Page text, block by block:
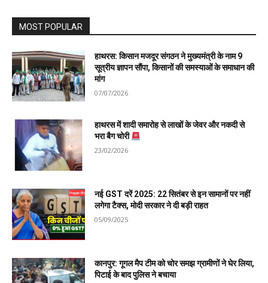
MOST POPULAR
हाथरस: किसान मजदूर संगठन ने मुख्यमंत्री के नाम 9
सूत्रीय ज्ञापन सौंपा, किसानों की समस्याओं के समाधान की
मांग
07/07/2026
हाथरस में शादी समारोह से लाखों के जेवर और नकदी से
भरा बैग चोरी
23/02/2026
नई GST दरें 2025: 22 सितंबर से इन सामानों पर नहीं
लगेगा टैक्स, मोदी सरकार ने दी बड़ी राहत
05/09/2025
कानपुर: गूगल मैप टीम को चोर समझ ग्रामीणों ने घेर लिया,
पिटाई के बाद पुलिस ने बचाया